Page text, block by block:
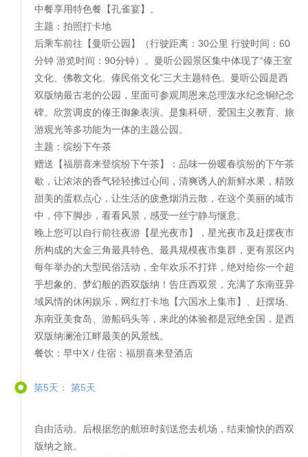
中餐享用特色餐【孔雀宴】。
主题：拍照打卡地
后乘车前往【曼听公园】（行驶距离：30公里 行驶时间：60
分钟 游览时间：90分钟）。曼听公园景区集中体现了“傣王室
文化、佛教文化、傣民俗文化”三大主题特色。曼听公园是西
双版纳最古老的公园，里面可参观周恩来总理泼水纪念铜纪念
碑。欣赏调皮的傣王御象表演。是集科研、爱国主义教育、旅
游观光等多功能为一体的主题公园。
主题：缤纷下午茶
赠送【福朋喜来登缤纷下午茶】：品味一份暖春缤纷的下午茶
歇，让浓浓的香气轻轻拂过心间，清爽诱人的新鲜水果，精致
甜美的蛋糕点心，让生活的疲惫烟消云散，在这个美丽的城市
中，停下脚步，看看风景，感受一丝宁静与惬意。
晚上您可以自行前往夜游【星光夜市】，星光夜市及赶摆夜市
所构成的大金三角最具特色、最具规模夜市集群，更有景区内
每年举办的大型民俗活动，全年欢乐不打烊，绝对给你一个超
乎想象的、梦幻般的西双版纳！告庄西双景，充满了东南亚异
域风情的休闲娱乐，网红打卡地【六国水上集市】、赶摆场、
东南亚美食岛、游船码头等，来此的体验都是冠绝全国，是西
双版纳澜沧江畔最美的风景线。
餐饮：早中X / 住宿：福朋喜来登酒店
第5天： 第5天
自由活动。后根据您的航班时刻送您去机场，结束愉快的西双
版纳之旅。